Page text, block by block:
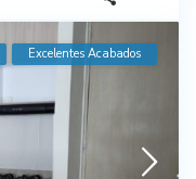
Excelentes Acabados